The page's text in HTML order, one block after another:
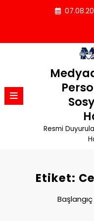
Resmi
Etiket:
Başlangıç